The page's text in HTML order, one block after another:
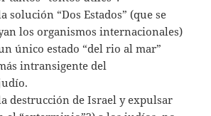
solución “Dos Estados” (que se
los organismos internacionales)
único estado “del rio al mar”
intransigente del
destrucción de Israel y expulsar